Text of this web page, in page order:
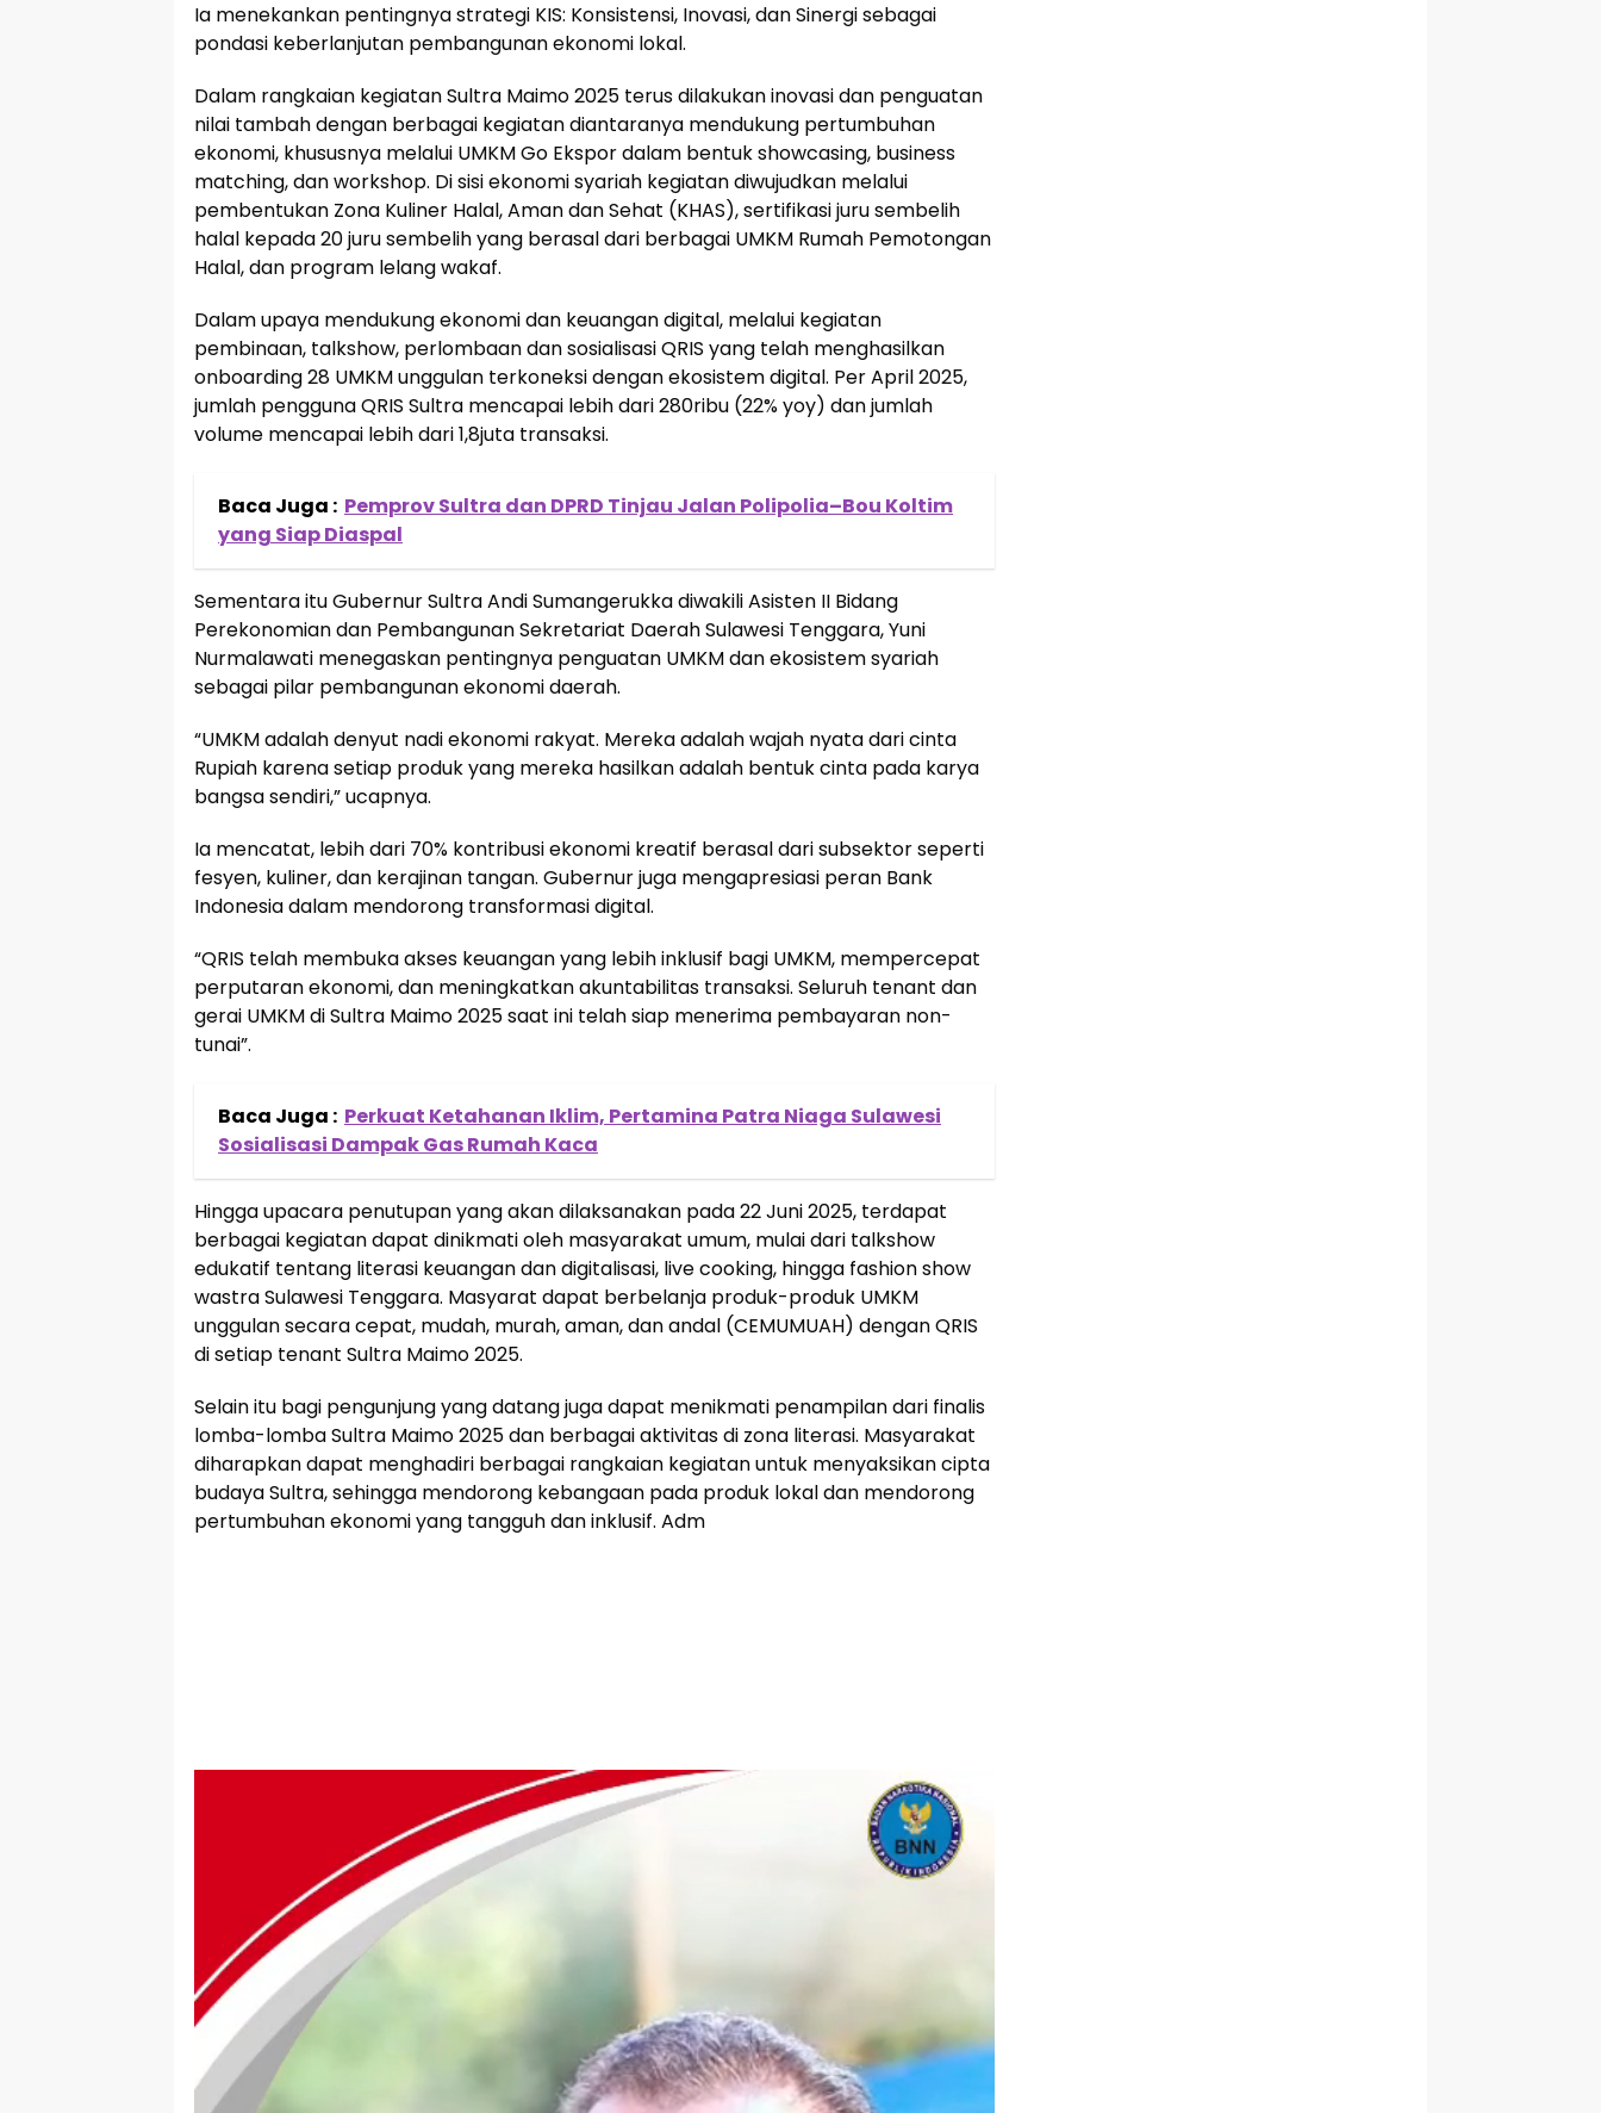
Ia menekankan pentingnya strategi KIS: Konsistensi, Inovasi, dan Sinergi sebagai
pondasi keberlanjutan pembangunan ekonomi lokal.
Dalam rangkaian kegiatan Sultra Maimo 2025 terus dilakukan inovasi dan penguatan
nilai tambah dengan berbagai kegiatan diantaranya mendukung pertumbuhan
ekonomi, khususnya melalui UMKM Go Ekspor dalam bentuk showcasing, business
matching, dan workshop. Di sisi ekonomi syariah kegiatan diwujudkan melalui
pembentukan Zona Kuliner Halal, Aman dan Sehat (KHAS), sertifikasi juru sembelih
halal kepada 20 juru sembelih yang berasal dari berbagai UMKM Rumah Pemotongan
Halal, dan program lelang wakaf.
Dalam upaya mendukung ekonomi dan keuangan digital, melalui kegiatan
pembinaan, talkshow, perlombaan dan sosialisasi QRIS yang telah menghasilkan
onboarding 28 UMKM unggulan terkoneksi dengan ekosistem digital. Per April 2025,
jumlah pengguna QRIS Sultra mencapai lebih dari 280ribu (22% yoy) dan jumlah
volume mencapai lebih dari 1,8juta transaksi.
Baca Juga : Pemprov Sultra dan DPRD Tinjau Jalan Polipolia–Bou Koltim
yang Siap Diaspal
Sementara itu Gubernur Sultra Andi Sumangerukka diwakili Asisten II Bidang
Perekonomian dan Pembangunan Sekretariat Daerah Sulawesi Tenggara, Yuni
Nurmalawati menegaskan pentingnya penguatan UMKM dan ekosistem syariah
sebagai pilar pembangunan ekonomi daerah.
“UMKM adalah denyut nadi ekonomi rakyat. Mereka adalah wajah nyata dari cinta
Rupiah karena setiap produk yang mereka hasilkan adalah bentuk cinta pada karya
bangsa sendiri,” ucapnya.
Ia mencatat, lebih dari 70% kontribusi ekonomi kreatif berasal dari subsektor seperti
fesyen, kuliner, dan kerajinan tangan. Gubernur juga mengapresiasi peran Bank
Indonesia dalam mendorong transformasi digital.
“QRIS telah membuka akses keuangan yang lebih inklusif bagi UMKM, mempercepat
perputaran ekonomi, dan meningkatkan akuntabilitas transaksi. Seluruh tenant dan
gerai UMKM di Sultra Maimo 2025 saat ini telah siap menerima pembayaran non-
tunai”.
Baca Juga : Perkuat Ketahanan Iklim, Pertamina Patra Niaga Sulawesi
Sosialisasi Dampak Gas Rumah Kaca
Hingga upacara penutupan yang akan dilaksanakan pada 22 Juni 2025, terdapat
berbagai kegiatan dapat dinikmati oleh masyarakat umum, mulai dari talkshow
edukatif tentang literasi keuangan dan digitalisasi, live cooking, hingga fashion show
wastra Sulawesi Tenggara. Masyarat dapat berbelanja produk-produk UMKM
unggulan secara cepat, mudah, murah, aman, dan andal (CEMUMUAH) dengan QRIS
di setiap tenant Sultra Maimo 2025.
Selain itu bagi pengunjung yang datang juga dapat menikmati penampilan dari finalis
lomba-lomba Sultra Maimo 2025 dan berbagai aktivitas di zona literasi. Masyarakat
diharapkan dapat menghadiri berbagai rangkaian kegiatan untuk menyaksikan cipta
budaya Sultra, sehingga mendorong kebangaan pada produk lokal dan mendorong
pertumbuhan ekonomi yang tangguh dan inklusif. Adm